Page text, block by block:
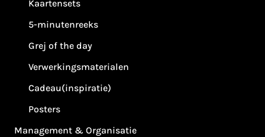
Kaartensets
5-minutenreeks
Grej of the day
Verwerkingsmaterialen
Cadeau(inspiratie)
Posters
Management & Organisatie